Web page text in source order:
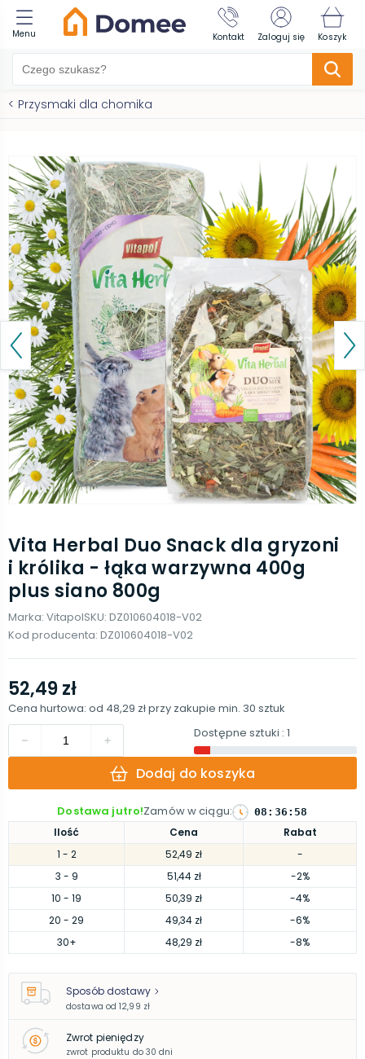
Menu Kontakt Zaloguj się Koszyk
< Przysmaki dla chomika
Vita Herbal Duo Snack dla gryzoni
i królika - łąka warzywna 400g
plus siano 800g
Marka: VitapolSKU: DZ010604018-V02
Kod producenta: DZ010604018-V02
Ilość Cena
Rabat
1 - 2 52,49 zł
-
3 - 9 51,44 zł
-2%
10 - 19 50,39 zł
-4%
20 - 29 49,34 zł
-6%
30+ 48,29 zł -8%
52,49 zł
Cena hurtowa: od 48,29 złprzy zakupie min. 30 sztuk
Dostępne sztuki : 1
Dodaj do koszyka
Dostawa jutro!Zamów w ciągu: 08 : 36 : 57
Sposób dostawy
dostawa od 12,99 zł
Zwrot pieniędzy
zwrot produktu do 30 dni